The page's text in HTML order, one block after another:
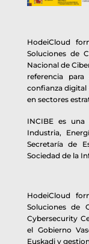
HodeiCloud
Soluciones de
Nacional de
referencia
confianza digital
en sectores
INCIBE es una
Industria,
Secretaría de
Sociedad de la
HodeiCloud
Soluciones de
Cybersecurity
el Gobierno
Euskadi y